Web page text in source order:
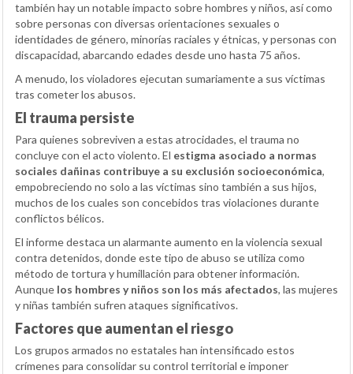
también hay un notable impacto sobre hombres y niños, así como
sobre personas con diversas orientaciones sexuales o
identidades de género, minorías raciales y étnicas, y personas con
discapacidad, abarcando edades desde uno hasta 75 años.
A menudo, los violadores ejecutan sumariamente a sus víctimas
tras cometer los abusos.
El trauma persiste
Para quienes sobreviven a estas atrocidades, el trauma no
concluye con el acto violento. El estigma asociado a normas
sociales dañinas contribuye a su exclusión socioeconómica,
empobreciendo no solo a las víctimas sino también a sus hijos,
muchos de los cuales son concebidos tras violaciones durante
conflictos bélicos.
El informe destaca un alarmante aumento en la violencia sexual
contra detenidos, donde este tipo de abuso se utiliza como
método de tortura y humillación para obtener información.
Aunque los hombres y niños son los más afectados, las mujeres
y niñas también sufren ataques significativos.
Factores que aumentan el riesgo
Los grupos armados no estatales han intensificado estos
crímenes para consolidar su control territorial e imponer